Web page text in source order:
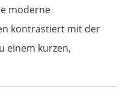
moderne
kontrastiert mit der
einem kurzen,